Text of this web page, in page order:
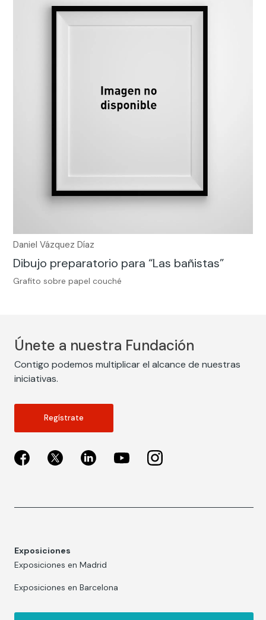
Daniel Vázquez Díaz
Dibujo preparatorio para “Las bañistas”
Grafito sobre papel couché
Únete a nuestra Fundación
Contigo podemos multiplicar el alcance de nuestras
iniciativas.
Regístrate
Exposiciones
Exposiciones en Madrid
Exposiciones en Barcelona